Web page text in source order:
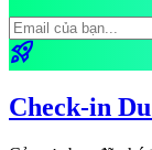
rocket_launch
Check-in